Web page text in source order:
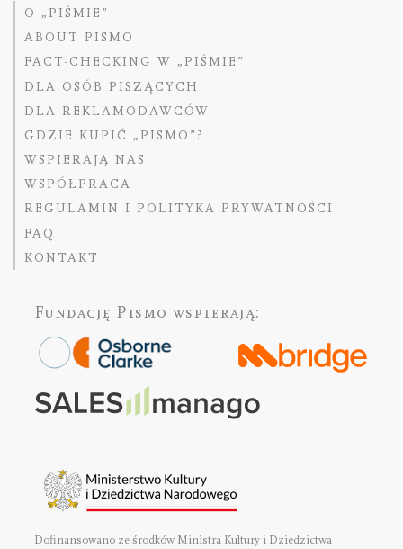
O „PIŚMIE”
ABOUT PISMO
FACT-CHECKING W „PIŚMIE”
DLA OSÓB PISZĄCYCH
DLA REKLAMODAWCÓW
GDZIE KUPIĆ „PISMO”?
WSPIERAJĄ NAS
WSPÓŁPRACA
REGULAMIN I POLITYKA PRYWATNOŚCI
FAQ
KONTAKT
Fundację Pismo wspierają:
Dofinansowano ze środków Ministra Kultury i Dziedzictwa